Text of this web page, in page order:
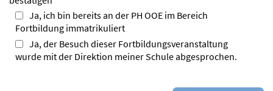
Ja, ich bin bereits an der PH OOE im Bereich
Fortbildung immatrikuliert
Ja, der Besuch dieser Fortbildungsveranstaltung
wurde mit der Direktion meiner Schule abgesprochen.